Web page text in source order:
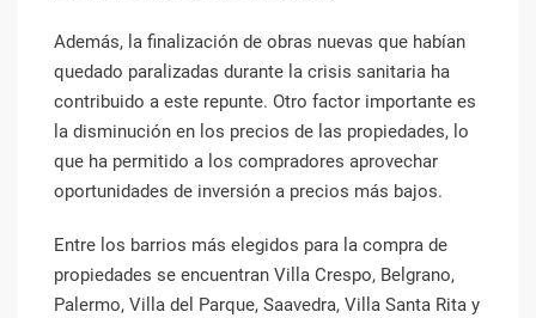
Además, la finalización de obras nuevas que habían
quedado paralizadas durante la crisis sanitaria ha
contribuido a este repunte. Otro factor importante es
la disminución en los precios de las propiedades, lo
que ha permitido a los compradores aprovechar
oportunidades de inversión a precios más bajos.
Entre los barrios más elegidos para la compra de
propiedades se encuentran Villa Crespo, Belgrano,
Palermo, Villa del Parque, Saavedra, Villa Santa Rita y